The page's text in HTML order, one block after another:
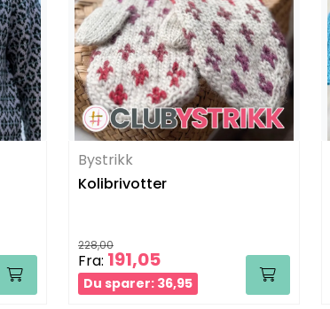
Bystrikk
Kolibrivotter
228,00
Fra: 191,05
Du sparer: 36,95